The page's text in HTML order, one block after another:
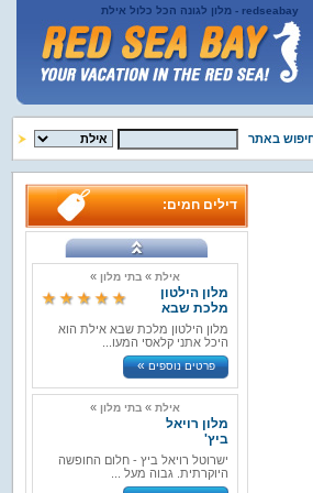
redseabay - מלון לגונה הכל כלול אילת
באתר
דילים חמים:
אילת » בתי מלון »
מלון הילטון
מלכת שבא
מלון הילטון מלכת שבא אילת הוא
היכל אתני קלאסי המעו...
פרטים נוספים»
אילת » בתי מלון »
מלון רויאל
ביץ'
ישרוטל רויאל ביץ - חלום החופשה
היוקרתית. גבוה מעל ...